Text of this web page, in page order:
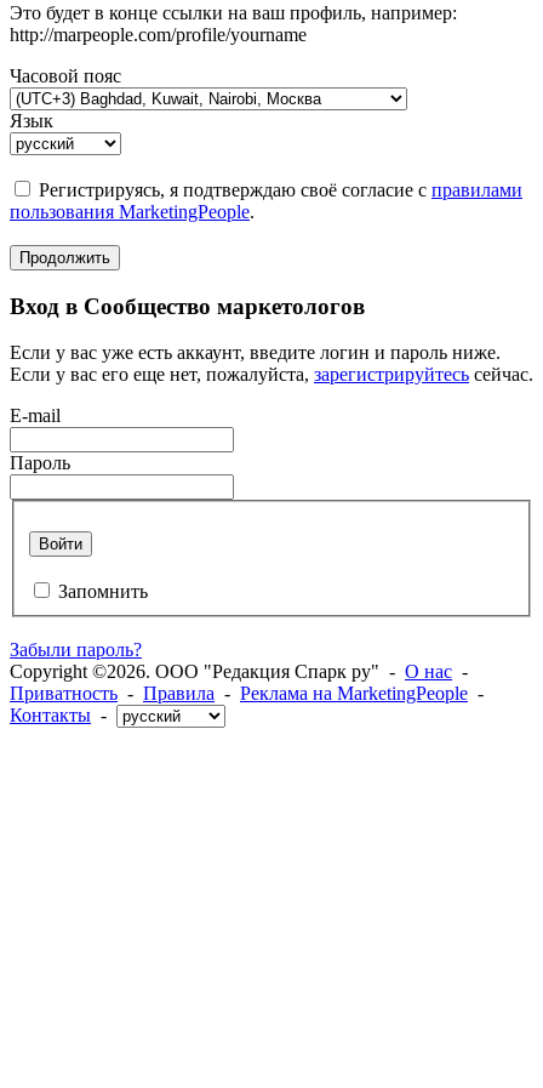
Это будет в конце ссылки на ваш профиль, например:
http://marpeople.com/profile/yourname
Часовой пояс
Язык
Регистрируясь, я подтверждаю своё согласие с правилами
пользования MarketingPeople.
Продолжить
Вход в Сообщество маркетологов
Если у вас уже есть аккаунт, введите логин и пароль ниже.
Если у вас его еще нет, пожалуйста, зарегистрируйтесь сейчас.
E-mail
Пароль
Войти
Запомнить
Забыли пароль?
Copyright ©2026. ООО "Редакция Спарк ру" - О нас -
Приватность - Правила - Реклама на MarketingPeople -
Контакты -